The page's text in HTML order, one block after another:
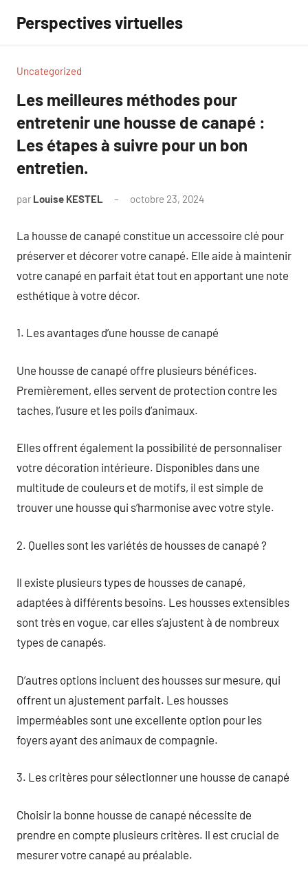
contenu
Perspectives virtuelles
Uncategorized
Les meilleures méthodes pour
entretenir une housse de canapé :
Les étapes à suivre pour un bon
entretien.
par Louise KESTEL octobre 23, 2024
La housse de canapé constitue un accessoire clé pour
préserver et décorer votre canapé. Elle aide à maintenir
votre canapé en parfait état tout en apportant une note
esthétique à votre décor.
1. Les avantages d’une housse de canapé
Une housse de canapé offre plusieurs bénéfices.
Premièrement, elles servent de protection contre les
taches, l’usure et les poils d’animaux.
Elles offrent également la possibilité de personnaliser
votre décoration intérieure. Disponibles dans une
multitude de couleurs et de motifs, il est simple de
trouver une housse qui s’harmonise avec votre style.
2. Quelles sont les variétés de housses de canapé ?
Il existe plusieurs types de housses de canapé,
adaptées à différents besoins. Les housses extensibles
sont très en vogue, car elles s’ajustent à de nombreux
types de canapés.
D’autres options incluent des housses sur mesure, qui
offrent un ajustement parfait. Les housses
imperméables sont une excellente option pour les
foyers ayant des animaux de compagnie.
3. Les critères pour sélectionner une housse de canapé
Choisir la bonne housse de canapé nécessite de
prendre en compte plusieurs critères. Il est crucial de
mesurer votre canapé au préalable.